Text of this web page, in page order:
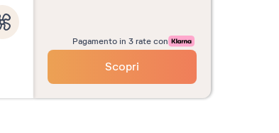
Pagamento in 3 rate con
Scopri